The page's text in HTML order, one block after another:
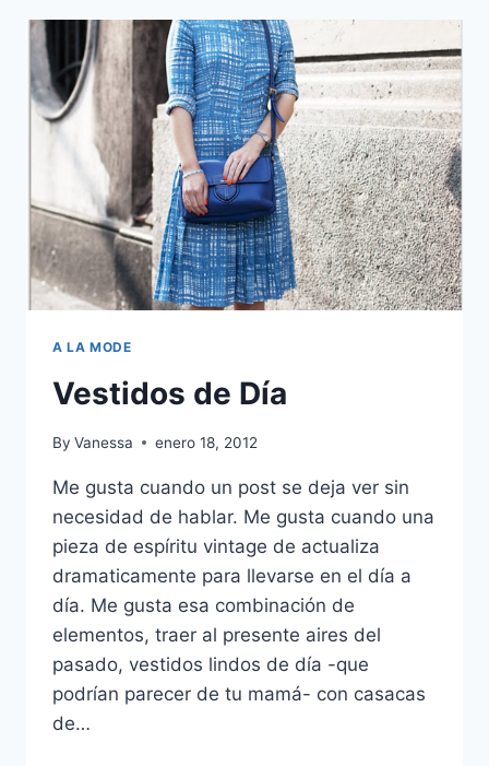
CON
LOS
LABIOS
COLORADOS
A LA MODE
Vestidos de Día
By Vanessa enero 18, 2012
Me gusta cuando un post se deja ver sin
necesidad de hablar. Me gusta cuando una
pieza de espíritu vintage de actualiza
dramaticamente para llevarse en el día a
día. Me gusta esa combinación de
elementos, traer al presente aires del
pasado, vestidos lindos de día -que
podrían parecer de tu mamá- con casacas
de…